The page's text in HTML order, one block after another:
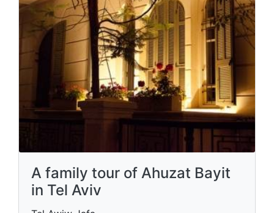
A family tour of Ahuzat Bayit
in Tel Aviv